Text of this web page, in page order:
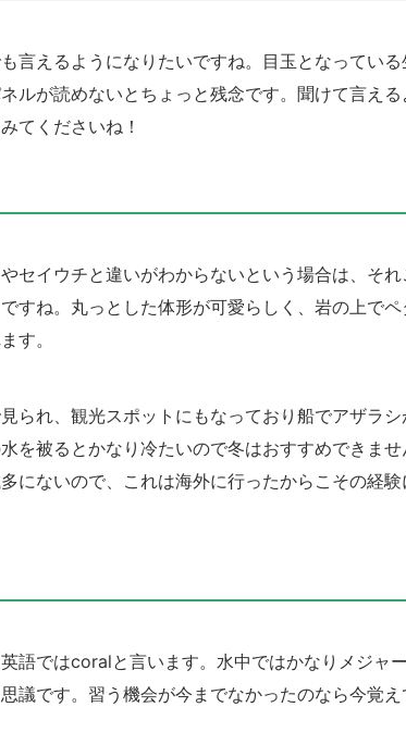
言えるようになりたいですね。目玉となってい
ルが読めないとちょっと残念です。聞けて言える
てくださいね！
やセイウチと違いがわからないという場合は、そ
すね。丸っとした体形が可愛らしく、岩の上で
す。
られ、観光スポットにもなっており船でアザラ
を被るとかなり冷たいので冬はおすすめできま
にないので、これは海外に行ったからこその経験
語ではcoralと言います。水中ではかなりメジャ
議です。習う機会が今までなかったのなら今覚え